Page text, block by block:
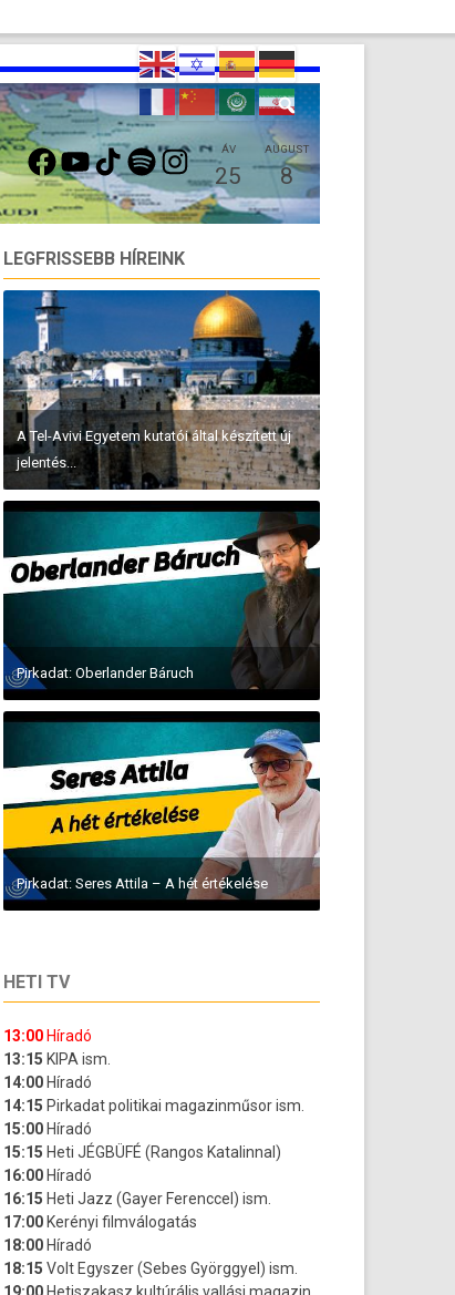
FACEBOOKYOUTUBETIKTOKSPOTIFYINSTAGRAMÁV
25
AUGUST
8
LEGFRISSEBB HÍREINK
A Tel-Avivi Egyetem kutatói által készített új
jelentés...
Pirkadat: Oberlander Báruch
Pirkadat: Seres Attila – A hét értékelése
HETI TV